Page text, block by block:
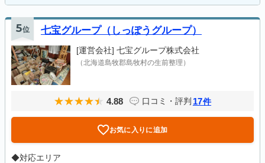
5位 七宝グループ（しっぽうグループ）
[運営会社] 七宝グループ株式会社
（北海道島牧郡島牧村の生前整理）
4.88 口コミ・評判 17件
お気に入りに追加
◆対応エリア